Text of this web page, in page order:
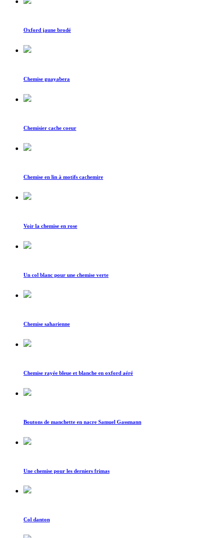
Oxford jaune brodé
Chemise guayabera
Chemisier cache coeur
Chemise en lin à motifs cachemire
Voir la chemise en rose
Un col blanc pour une chemise verte
Chemise saharienne
Chemise rayée bleue et blanche en oxford aéré
Boutons de manchette en nacre Samuel Gassmann
Une chemise pour les derniers frimas
Col danton